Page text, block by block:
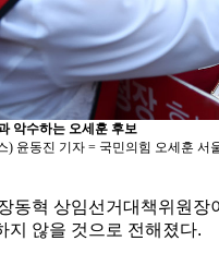
악수하는 오세훈 후보
) 윤동진 기자 = 국민의힘 오세훈 서
동혁 상임선거대책위원
지 않을 것으로 전해졌다.